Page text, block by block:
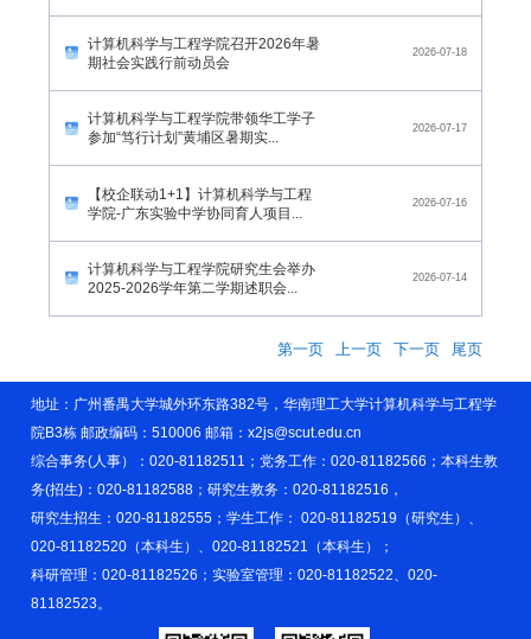
计算机科学与工程学院召开2026年暑
期社会实践行前动员会
2026-07-18
计算机科学与工程学院带领华工学子
参加“笃行计划”黄埔区暑期实...
2026-07-17
【校企联动1+1】计算机科学与工程
学院-广东实验中学协同育人项目...
2026-07-16
计算机科学与工程学院研究生会举办
2025-2026学年第二学期述职会...
2026-07-14
第一页 上一页 下一页 尾页
地址：广州番禺大学城外环东路382号，华南理工大学计算机科学与工程学
院B3栋 邮政编码：510006 邮箱：x2js@scut.edu.cn
综合事务(人事）：020-81182511；党务工作：020-81182566；本科生教
务(招生)：020-81182588；研究生教务：020-81182516，
研究生招生：020-81182555；学生工作： 020-81182519（研究生）、
020-81182520（本科生）、020-81182521（本科生）；
科研管理：020-81182526；实验室管理：020-81182522、020-
81182523。